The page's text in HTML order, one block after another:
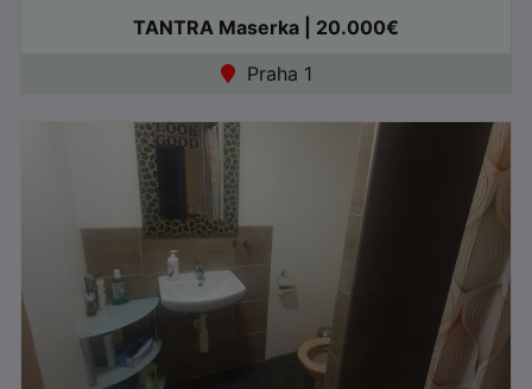
TANTRA Maserka | 20.000€
Praha 1
Jazyky: